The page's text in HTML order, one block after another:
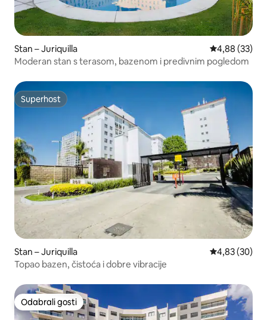
Stan – Juriquilla Prosječna
4,88 (33)
Moderan stan s terasom, bazenom i predivnim pogledom
Superhost
Superhost
Stan – Juriquilla Prosječna
4,83 (30)
Topao bazen, čistoća i dobre vibracije
Odabrali gosti
Odabrali gosti